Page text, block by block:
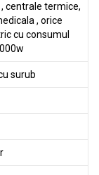
centrale termice,
, orice
cu consumul
surub